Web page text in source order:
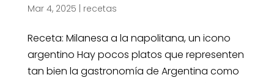
Mar 4, 2025 | recetas
Receta: Milanesa a la napolitana, un icono
argentino Hay pocos platos que representen
tan bien la gastronomía de Argentina como